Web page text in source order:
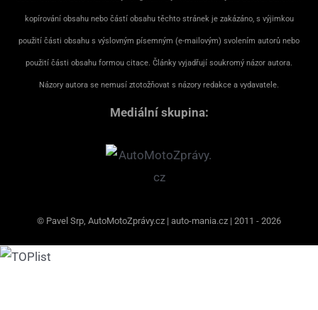
kopírování obsahu nebo částí obsahu těchto stránek je zakázáno, s výjimkou
použití části obsahu s výslovným písemným (e-mailovým) svolením autorů nebo
použití části obsahu formou citace. Články vyjadřují soukromý názor autora.
Názory autora se nemusí ztotožňovat s názory redakce a vydavatele.
Mediální skupina:
© Pavel Srp, AutoMotoZprávy.cz | auto-mania.cz | 2011 - 2026